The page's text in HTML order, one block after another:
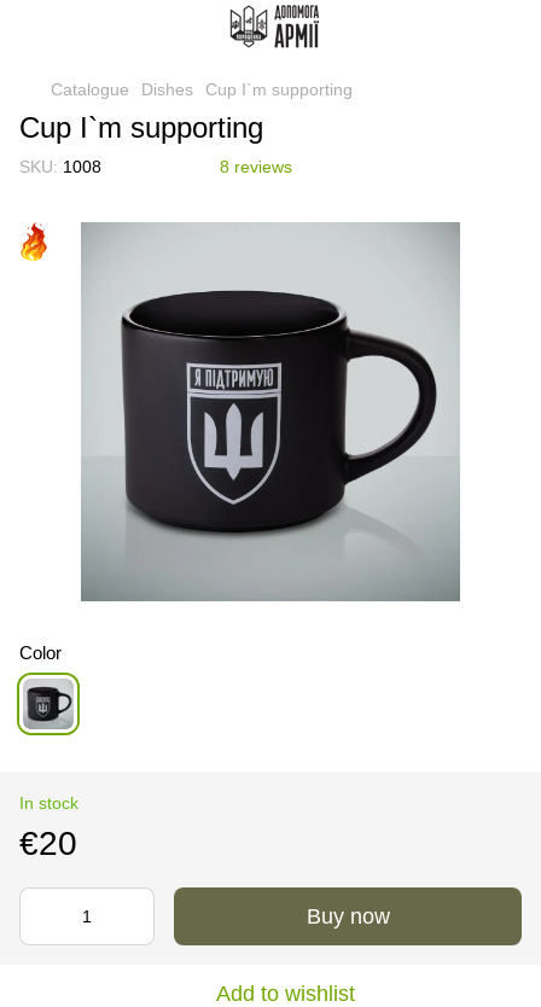
Catalogue Dishes Cup I`m supporting
Cup I`m supporting
SKU: 1008 8 reviews
Color
In stock
€20
Buy now
Add to wishlist